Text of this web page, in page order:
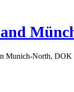
Munich-North,